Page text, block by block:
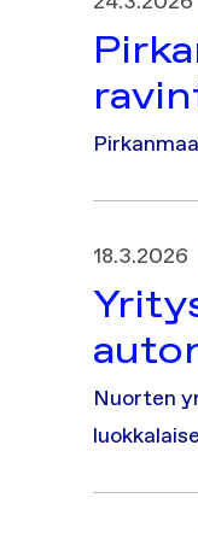
18.3.2026
Nuorten